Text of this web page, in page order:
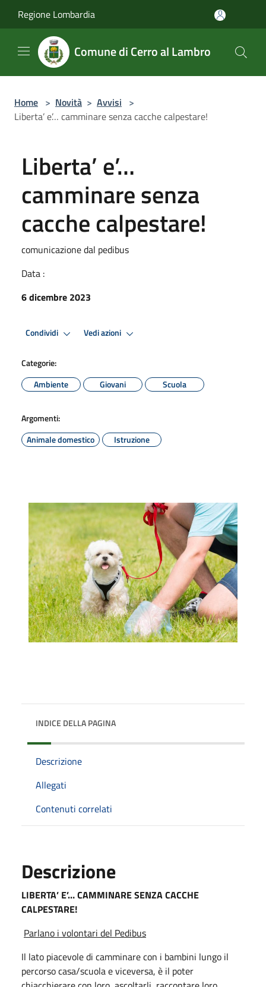
Regione Lombardia
Comune di Cerro al Lambro
Home > Novità > Avvisi >
Liberta’ e’… camminare senza cacche calpestare!
Liberta’ e’…
camminare senza
cacche calpestare!
comunicazione dal pedibus
Data :
6 dicembre 2023
Condividi Vedi azioni
Categorie:
Ambiente
Giovani Scuola
Argomenti:
Animale domestico
Istruzione
INDICE DELLA PAGINA
Descrizione
Allegati
Contenuti correlati
Descrizione
LIBERTA’ E’… CAMMINARE SENZA CACCHE
CALPESTARE!
Parlano i volontari del Pedibus
Il lato piacevole di camminare con i bambini lungo il
percorso casa/scuola e viceversa, è il poter